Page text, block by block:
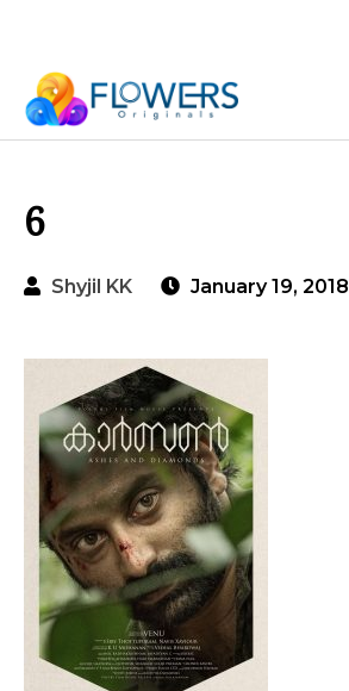
6
Shyjil KK January 19, 2018